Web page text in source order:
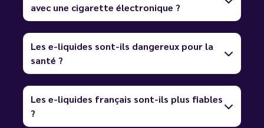
avec une cigarette électronique ?
Les e-liquides sont-ils dangereux pour la
santé ?
Les e-liquides français sont-ils plus fiables
?